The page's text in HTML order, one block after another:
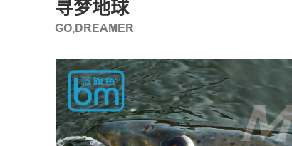
寻梦地球
GO,DREAMER